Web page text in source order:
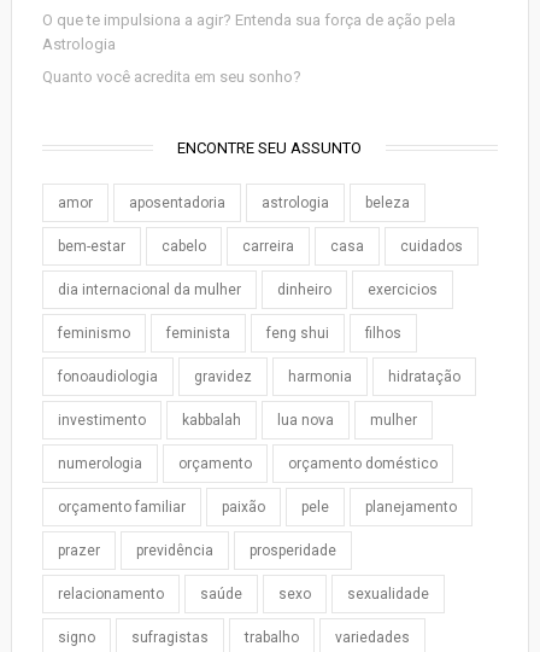
O que te impulsiona a agir? Entenda sua força de ação pela
Astrologia
Quanto você acredita em seu sonho?
ENCONTRE SEU ASSUNTO
amor aposentadoria astrologia beleza
bem-estar cabelo carreira casa cuidados
dia internacional da mulher dinheiro exercicios
feminismo feminista feng shui filhos
fonoaudiologia gravidez harmonia hidratação
investimento kabbalah lua nova mulher
numerologia orçamento orçamento doméstico
orçamento familiar paixão pele planejamento
prazer previdência prosperidade
relacionamento saúde sexo sexualidade
signo sufragistas trabalho variedades